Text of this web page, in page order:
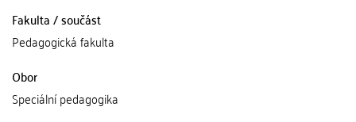
Fakulta / součást
Pedagogická fakulta
Obor
Speciální pedagogika